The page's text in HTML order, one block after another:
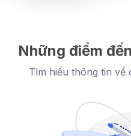
Những điểm
Tìm hiểu thông tin về